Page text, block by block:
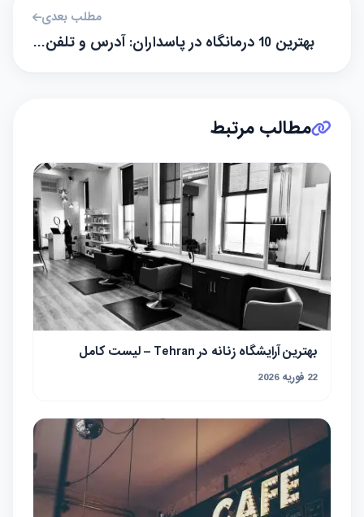
مطلب بعدی
بهترین 10 درمانگاه در پاسداران: آدرس و تلفن…
مطالب مرتبط
بهترین آرایشگاه زنانه در Tehran – لیست کامل
22 فوریه 2026